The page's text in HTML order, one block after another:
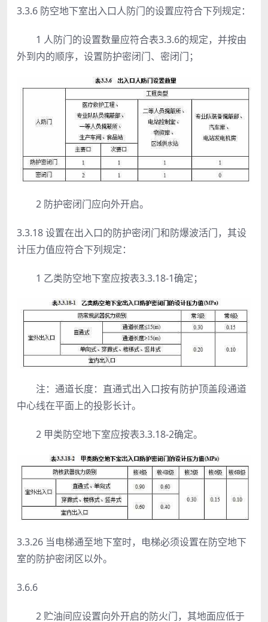
3.3.6 防空地下室出入口人防门的设置应符合下列规定：
1 人防门的设置数量应符合表3.3.6的规定，并按由
外到内的顺序，设置防护密闭门、密闭门；
2 防护密闭门应向外开启。
3.3.18 设置在出入口的防护密闭门和防爆波活门，其设
计压力值应符合下列规定：
1 乙类防空地下室应按表3.3.18-1确定；
注：通道长度：直通式出入口按有防护顶盖段通道
中心线在平面上的投影长计。
2 甲类防空地下室应按表3.3.18-2确定。
3.3.26 当电梯通至地下室时，电梯必须设置在防空地下
室的防护密闭区以外。
3.6.6
2 贮油间应设置向外开启的防火门，其地面应低于